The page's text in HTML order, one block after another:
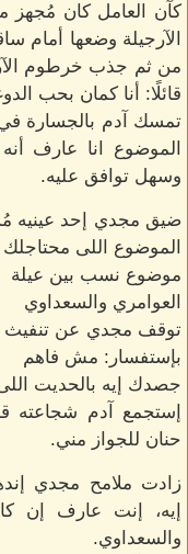
كآن العامل كان مُجهز
الآرجيلة وضعها
من ثم جذب خرطوم
قائلًا: أنا كمان بحب
تمسك آدم بالجسارة
الموضوع انا عارف
وسهل توافق عليه.
ضيق مجدي إحد عينيه
الموضوع اللى محتاجلك
موضوع نسب بين عيلة
العوامري والسعداوي
توقف مجدي عن تنفيث
بإستفسار: مش فاهم
جصدك إيه بالحديت
إستجمع آدم شجاعته
حنان للجواز مني.
زادت ملامح مجدي
إيه، إنت عارف إن
والسعداوي.